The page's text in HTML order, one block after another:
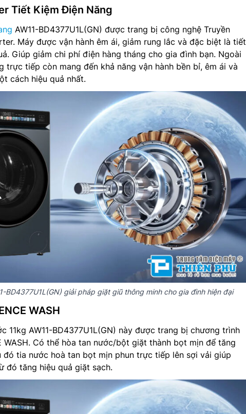
Tiết Kiệm Điện Năng
AW11-BD4377U1L(GN) được trang bị công nghệ Truyền
Máy được vận hành êm ái, giảm rung lắc và đặc biệt là tiết
Giúp giảm chi phí điện hàng tháng cho gia đình bạn. Ngoài
trực tiếp còn mang đến khả năng vận hành bền bỉ, êm ái và
cách hiệu quả nhất.
BD4377U1L(GN) giải pháp giặt giũ thông minh cho gia đình hiện đại
WASH
11kg AW11-BD4377U1L(GN) này được trang bị chương trình
WASH. Có thể hòa tan nước/bột giặt thành bọt mịn để tăng
đó tia nước hoà tan bọt mịn phun trực tiếp lên sợi vải giúp
đó tăng hiệu quả giặt sạch.